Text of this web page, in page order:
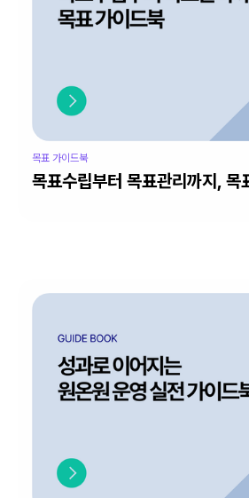
목표 가이드북
목표수립부터 목표관리까지, 목